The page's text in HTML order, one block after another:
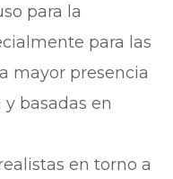
para la
para las
mayor presencia
basadas en
en torno a